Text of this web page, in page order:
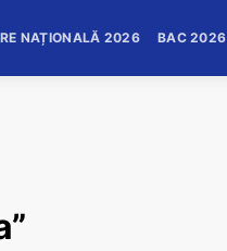
NAȚIONALĂ 2026 BAC 2026